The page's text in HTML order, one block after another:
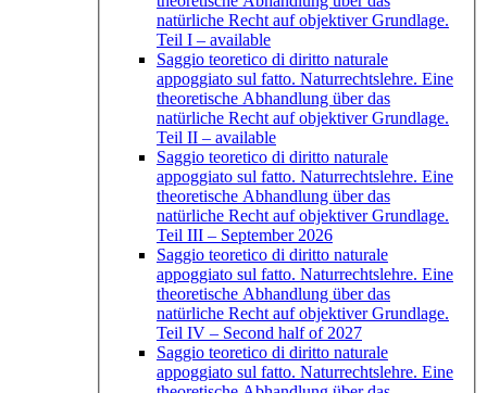
natürliche Recht auf objektiver Grundlage.
Teil I – available
Saggio teoretico di diritto naturale
appoggiato sul fatto. Naturrechtslehre. Eine
theoretische Abhandlung über das
natürliche Recht auf objektiver Grundlage.
Teil II – available
Saggio teoretico di diritto naturale
appoggiato sul fatto. Naturrechtslehre. Eine
theoretische Abhandlung über das
natürliche Recht auf objektiver Grundlage.
Teil III – September 2026
Saggio teoretico di diritto naturale
appoggiato sul fatto. Naturrechtslehre. Eine
theoretische Abhandlung über das
natürliche Recht auf objektiver Grundlage.
Teil IV – Second half of 2027
Saggio teoretico di diritto naturale
appoggiato sul fatto. Naturrechtslehre. Eine